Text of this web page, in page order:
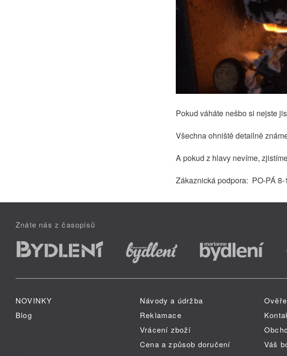
Pokud váháte nešbo si nejste
Všechna ohniště detailně
A pokud z hlavy nevíme,
Zákaznická podpora: PO-PÁ 8-
Znáte nás z časopisů
NOVINKY
Blog
Návody a údržba
Reklamace
Vrácení zboží
Cena a způsob doručení
Váš